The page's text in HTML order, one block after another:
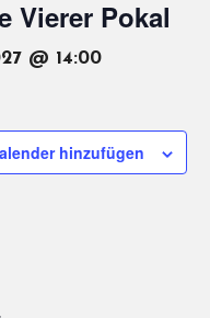
Vierer Pokal
@ 14:00
hinzufügen